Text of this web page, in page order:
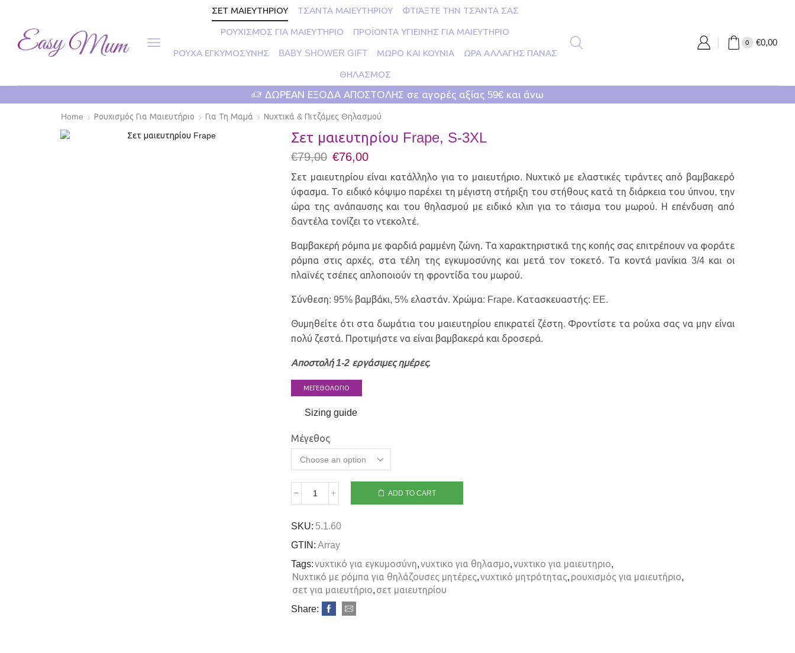
ΣΕΤ ΜΑΙΕΥΤΗΡΙΟΥ ΤΣΑΝΤΑ ΜΑΙΕΥΤΗΡΙΟΥ ΦΤΙΆΞΤΕ ΤΗΝ ΤΣΆΝΤΑ ΣΑΣ
ΡΟΥΧΙΣΜΌΣ ΓΙΑ ΜΑΙΕΥΤΉΡΙΟ ΠΡΟΪΟΝΤΑ ΥΓΙΕΙΝΗΣ ΓΙΑ ΜΑΙΕΥΤΗΡΙΟ
ΡΟΥΧΑ ΕΓΚΥΜΟΣΥΝΗΣ BABY SHOWER GIFT ΜΩΡΟ ΚΑΙ ΚΟΥΝΙΑ ΩΡΑ ΑΛΛΑΓΗΣ ΠΑΝΑΣ
ΘΗΛΑΣΜΟΣ
0 €0,00
ΔΩΡΕΑΝ ΕΞΟΔΑ ΑΠΟΣΤΟΛΗΣ σε αγορές αξίας 59€ και άνω
Home Ρουχισμός Για Μαιευτήριο Για Τη Μαμά Νυχτικά & Πιτζάμες Θηλασμού
Σετ μαιευτηρίου Frape, S-3XL
€79,00 €76,00
Σετ μαιευτηρίου είναι κατάλληλο για το μαιευτήριο. Νυχτικό με ελαστικές τιράντες από βαμβακερό
ύφασμα. Το ειδικό κόψιμο παρέχει τη μέγιστη στήριξη του στήθους κατά τη διάρκεια του ύπνου, την
ώρα της ανάπαυσης και του θηλασμού με ειδικό κλιπ για το τάισμα του μωρού. Η επένδυση από
δαντέλα τονίζει το ντεκολτέ.
Βαμβακερή ρόμπα με φαρδιά ραμμένη ζώνη. Τα χαρακτηριστικά της κοπής σας επιτρέπουν να φοράτε
ρόμπα στις αρχές, στα τέλη της εγκυμοσύνης και μετά τον τοκετό. Τα κοντά μανίκια 3/4 και οι
πλαϊνές τσέπες απλοποιούν τη φροντίδα του μωρού.
Σύνθεση: 95% βαμβάκι, 5% ελαστάν. Χρώμα: Frape. Κατασκευαστής: EE.
Θυμηθείτε ότι στα δωμάτια του μαιευτηρίου επικρατεί ζέστη. Φροντίστε τα ρούχα σας να μην είναι
πολύ ζεστά. Προτιμήστε να είναι βαμβακερά και δροσερά.
Αποστολή 1-2 εργάσιμες ημέρες.
ΜΕΓΕΘΟΛΟΓΙΟ
Sizing guide
Μέγεθος
ADD TO CART
SKU: 5.1.60
GTIN: Array
Tags:νυχτικό για εγκυμοσύνη,νυχτικο για θηλασμο,νυχτικο για μαιευτηριο,
Νυχτικό με ρόμπα για θηλάζουσες μητέρες,νυχτικό μητρότητας, ρουχισμός για μαιευτήριο,
σετ για μαιευτήριο, σετ μαιευτηρίου
Share: